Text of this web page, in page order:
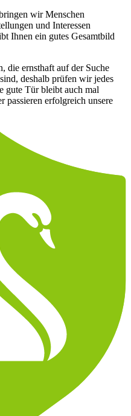
wir Menschen
und Interessen
Ihnen ein gutes Gesamtbild
die ernsthaft auf der Suche
deshalb prüfen wir jedes
gute Tür bleibt auch mal
passieren erfolgreich unsere